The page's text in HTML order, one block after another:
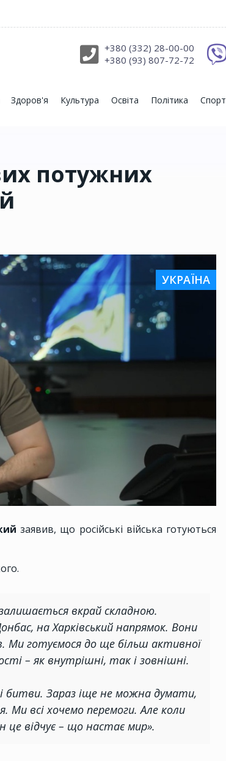
+380 (332) 28-00-00
+380 (93) 807-72-72
Здоров'я Культура Освіта Політика Спорт
потужних
УКРАЇНА
заявив, що російські війська готуються
вкрай складною.
на Харківський напрямок. Вони
Ми готуємося до ще більш активної
– як внутрішні, так і зовнішні.
битви. Зараз іще не можна думати,
Ми всі хочемо перемоги. Але коли
відчує – що настає мир».